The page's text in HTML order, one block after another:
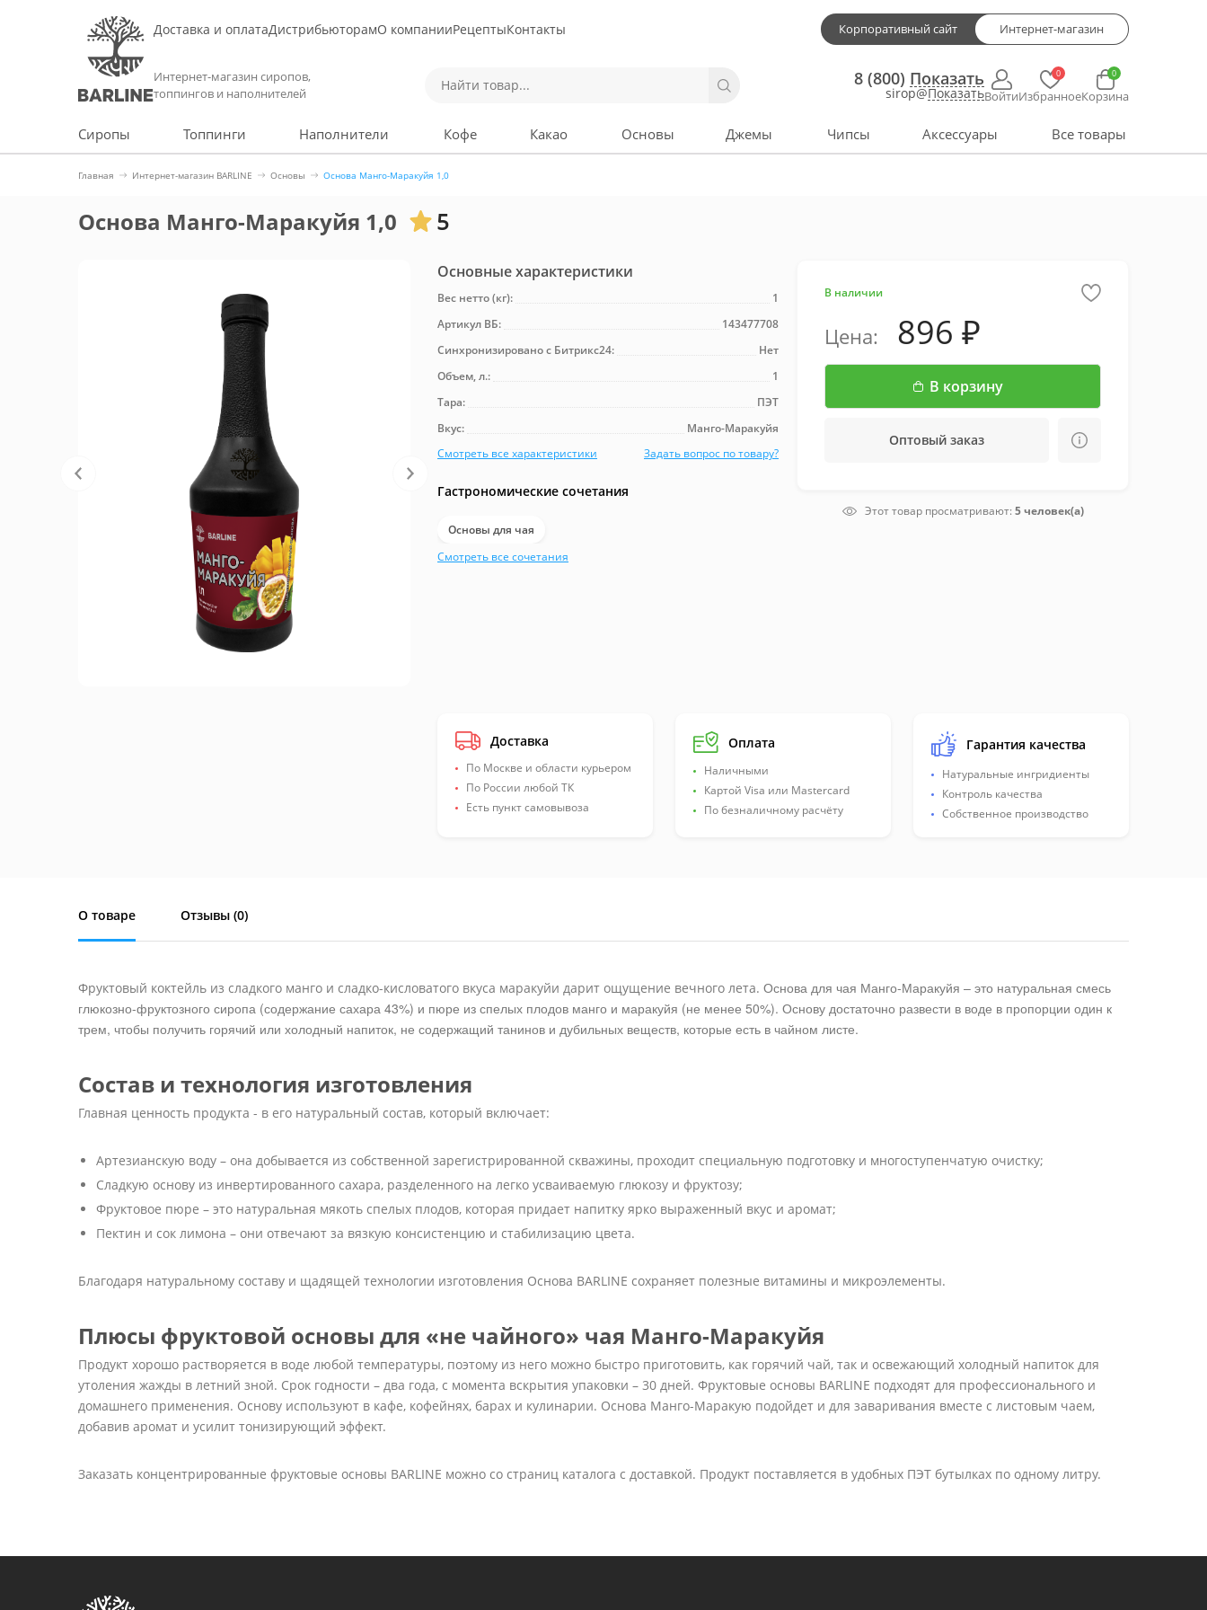
Доставка и оплатаДистрибьюторамО компанииРецептыКонтакты Корпоративный сайт Интернет-магазин
Интернет-магазин сиропов,
топпингов и наполнителей
8 (800) Показать
sirop@ПоказатьВойти
0
Избранное
0
Корзина
Сиропы Топпинги Наполнители Кофе Какао Основы Джемы Чипсы Аксессуары Все товары
Главная Интернет-магазин BARLINE Основы Основа Манго-Маракуйя 1,0
Основа Манго-Маракуйя 1,0 5
Основные характеристики
Вес нетто (кг):
1
Артикул ВБ:
143477708
Синхронизировано с Битрикс24:
Нет
Объем, л.:
1
Тара:
ПЭТ
Вкус:
Манго-Маракуйя
Артикул:
2022-02-М
Калорийность, ккал:
Срок хранения, дней:
Смотреть все характеристики Задать вопрос по товару?
Гастрономические сочетания
Основы для чая
Смотреть все сочетания
В наличии
Цена: 896
В корзину
Оптовый заказ
Этот товар просматривают: 5 человек(а)
Доставка
По Москве и области курьером
По России любой ТК
Есть пункт самовывоза
Оплата
Наличными
Картой Visa или Mastercard
По безналичному расчёту
Гарантия качества
Натуральные ингридиенты
Контроль качества
Собственное производство
О товаре Отзывы (0)
Фруктовый коктейль из сладкого манго и сладко-кисловатого вкуса маракуйи дарит ощущение вечного лета. Основа для чая Манго-Маракуйя – это натуральная смесь
глюкозно-фруктозного сиропа (содержание сахара 43%) и пюре из спелых плодов манго и маракуйя (не менее 50%). Основу достаточно развести в воде в пропорции один к
трем, чтобы получить горячий или холодный напиток, не содержащий танинов и дубильных веществ, которые есть в чайном листе.
Состав и технология изготовления
Главная ценность продукта - в его натуральный состав, который включает:
Артезианскую воду – она добывается из собственной зарегистрированной скважины, проходит специальную подготовку и многоступенчатую очистку;
Сладкую основу из инвертированного сахара, разделенного на легко усваиваемую глюкозу и фруктозу;
Фруктовое пюре – это натуральная мякоть спелых плодов, которая придает напитку ярко выраженный вкус и аромат;
Пектин и сок лимона – они отвечают за вязкую консистенцию и стабилизацию цвета.
Благодаря натуральному составу и щадящей технологии изготовления Основа BARLINE сохраняет полезные витамины и микроэлементы.
Плюсы фруктовой основы для «не чайного» чая Манго-Маракуйя
Продукт хорошо растворяется в воде любой температуры, поэтому из него можно быстро приготовить, как горячий чай, так и освежающий холодный напиток для
утоления жажды в летний зной. Срок годности – два года, с момента вскрытия упаковки – 30 дней. Фруктовые основы BARLINE подходят для профессионального и
домашнего применения. Основу используют в кафе, кофейнях, барах и кулинарии. Основа Манго-Маракую подойдет и для заваривания вместе с листовым чаем,
добавив аромат и усилит тонизирующий эффект.
Заказать концентрированные фруктовые основы BARLINE можно со страниц каталога с доставкой. Продукт поставляется в удобных ПЭТ бутылках по одному литру.